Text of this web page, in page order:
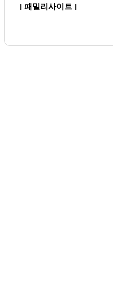
[ 패밀리사이트 ]